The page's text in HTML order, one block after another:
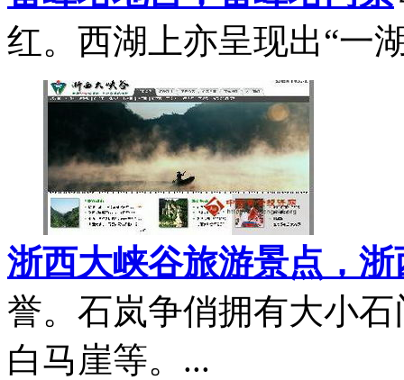
红。西湖上亦呈现出“一
浙西大峡谷旅游景点，
誉。石岚争俏拥有大小
白马崖等。...